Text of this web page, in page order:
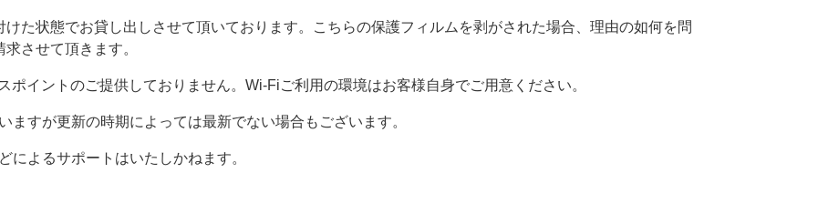
た状態でお貸し出しさせて頂いております。こちらの保護フィルムを剥がされた場合、理由の如何を問
させて頂きます。
ポイントのご提供しておりません。Wi-Fiご利用の環境はお客様自身でご用意ください。
ますが更新の時期によっては最新でない場合もございます。
によるサポートはいたしかねます。